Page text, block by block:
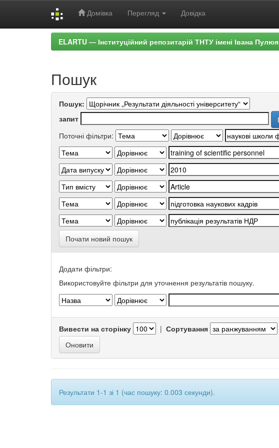
Домівка Перегляд Довідка
ELARTU — Інституційний репозитарій ТНТУ імені Івана Пулюя
Пошук
Пошук:
запит
Поточні фільтри:
Почати новий пошук
Додати фільтри:
Використовуйте фільтри для уточнення результатів пошуку.
Вивести на сторінку | Сортування
Результати 1-1 зі 1 (час пошуку: 0.003 секунди).